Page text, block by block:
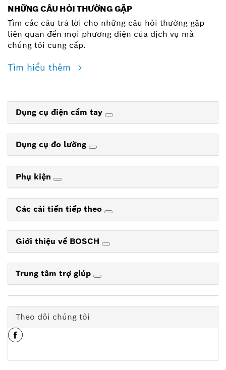
NHỮNG CÂU HỎI THƯỜNG GẶP
Tìm các câu trả lời cho những câu hỏi thường gặp
liên quan đến mọi phương diện của dịch vụ mà
chúng tôi cung cấp.
Tìm hiểu thêm
Dụng cụ điện cầm tay
Dụng cụ đo lường
Phụ kiện
Các cải tiến tiếp theo
Giới thiệu về BOSCH
Trung tâm trợ giúp
Theo dõi chúng tôi